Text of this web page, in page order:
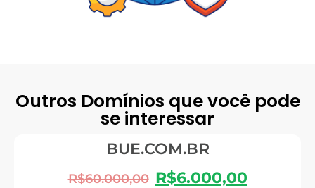
Outros Domínios que você pode
se interessar
BUE.COM.BR
R$60.000,00 R$6.000,00